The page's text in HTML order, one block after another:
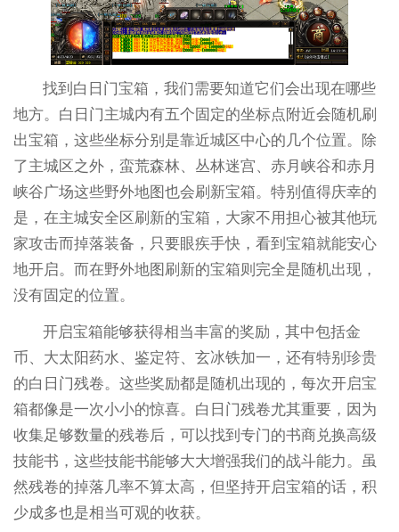
找到白日门宝箱，我们需要知道它们会出现在哪些
地方。白日门主城内有五个固定的坐标点附近会随机刷
出宝箱，这些坐标分别是靠近城区中心的几个位置。除
了主城区之外，蛮荒森林、丛林迷宫、赤月峡谷和赤月
峡谷广场这些野外地图也会刷新宝箱。特别值得庆幸的
是，在主城安全区刷新的宝箱，大家不用担心被其他玩
家攻击而掉落装备，只要眼疾手快，看到宝箱就能安心
地开启。而在野外地图刷新的宝箱则完全是随机出现，
没有固定的位置。
开启宝箱能够获得相当丰富的奖励，其中包括金
币、大太阳药水、鉴定符、玄冰铁加一，还有特别珍贵
的白日门残卷。这些奖励都是随机出现的，每次开启宝
箱都像是一次小小的惊喜。白日门残卷尤其重要，因为
收集足够数量的残卷后，可以找到专门的书商兑换高级
技能书，这些技能书能够大大增强我们的战斗能力。虽
然残卷的掉落几率不算太高，但坚持开启宝箱的话，积
少成多也是相当可观的收获。